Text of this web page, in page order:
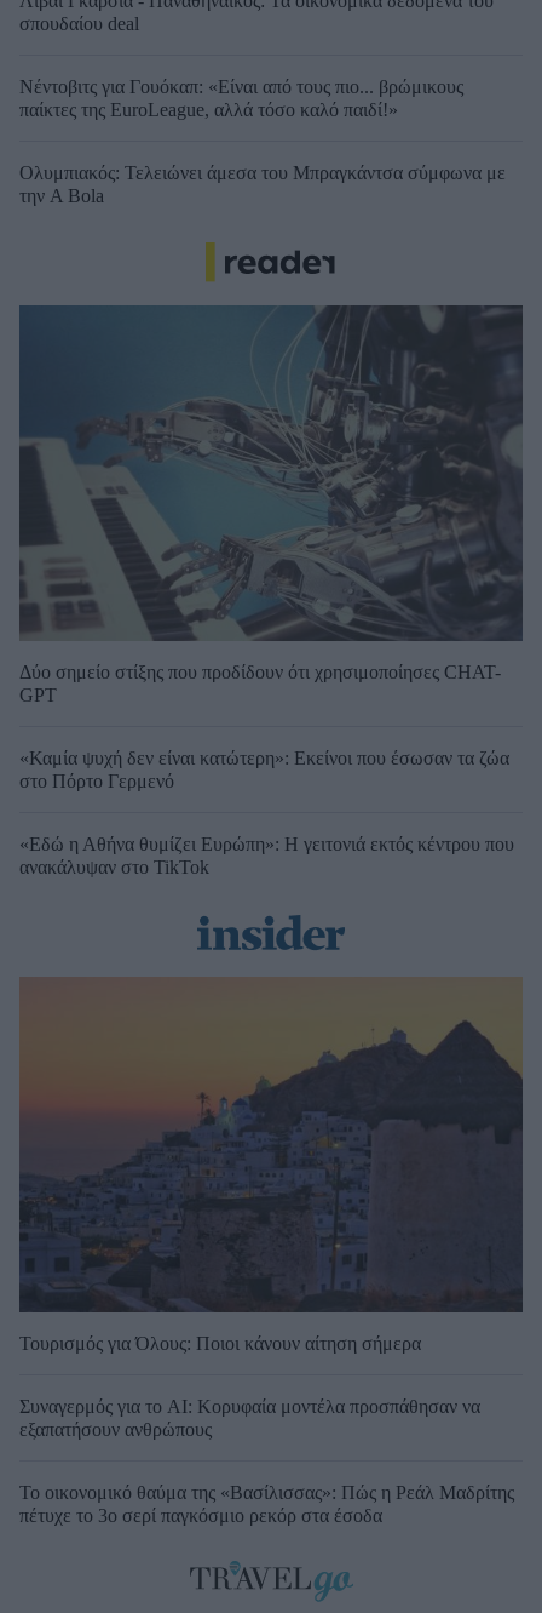
σπουδαίου deal
Νέντοβιτς για Γουόκαπ: «Είναι από τους πιο... βρώμικους
παίκτες της EuroLeague, αλλά τόσο καλό παιδί!»
Ολυμπιακός: Τελειώνει άμεσα του Μπραγκάντσα σύμφωνα με
την A Bola
Δύο σημείο στίξης που προδίδουν ότι χρησιμοποίησες CHAT-
GPT
«Καμία ψυχή δεν είναι κατώτερη»: Εκείνοι που έσωσαν τα ζώα
στο Πόρτο Γερμενό
«Εδώ η Αθήνα θυμίζει Ευρώπη»: H γειτονιά εκτός κέντρου που
ανακάλυψαν στο TikTok
Τουρισμός για Όλους: Ποιοι κάνουν αίτηση σήμερα
Συναγερμός για το AI: Κορυφαία μοντέλα προσπάθησαν να
εξαπατήσουν ανθρώπους
Το οικονομικό θαύμα της «Βασίλισσας»: Πώς η Ρεάλ Μαδρίτης
πέτυχε το 3ο σερί παγκόσμιο ρεκόρ στα έσοδα